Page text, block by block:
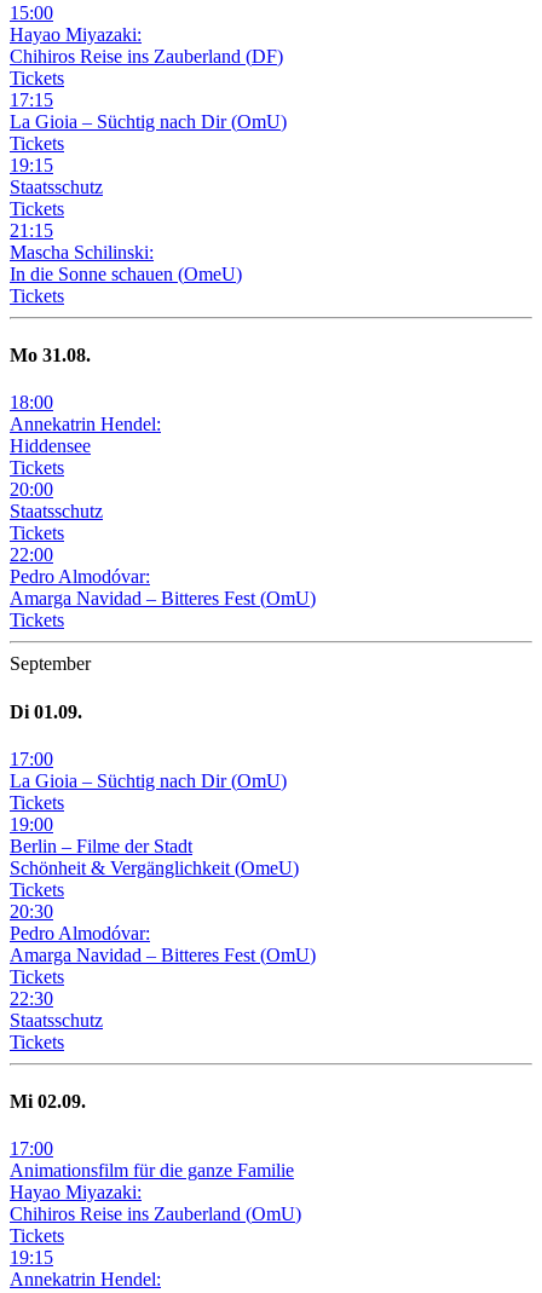
15:00
Hayao Miyazaki:
Chihiros Reise ins Zauberland (DF)
Tickets
17:15
La Gioia – Süchtig nach Dir (OmU)
Tickets
19:15
Staatsschutz
Tickets
21 :15
Mascha Schilinski:
In die Sonne schauen (OmeU)
Tickets
Mo 31.08.
18:00
Annekatrin Hendel:
Hiddensee
Tickets
20:00
Staatsschutz
Tickets
22:00
Pedro Almodóvar:
Amarga Navidad – Bitteres Fest(OmU)
Tickets
September
Di 01.09.
17:00
La Gioia – Süchtig nach Dir (OmU)
Tickets
19:00
Berlin – Filme der Stadt
Schönheit & Vergänglichkeit (OmeU)
Tickets
20:30
Pedro Almodóvar:
Amarga Navidad – Bitteres Fest (OmU)
Tickets
22:30
Staatsschutz
Tickets
Mi 02.09.
17:00
Animationsfilm für die ganze Familie
Hayao Miyazaki:
Chihiros Reise ins Zauberland (OmU)
Tickets
19:15
Annekatrin Hendel: